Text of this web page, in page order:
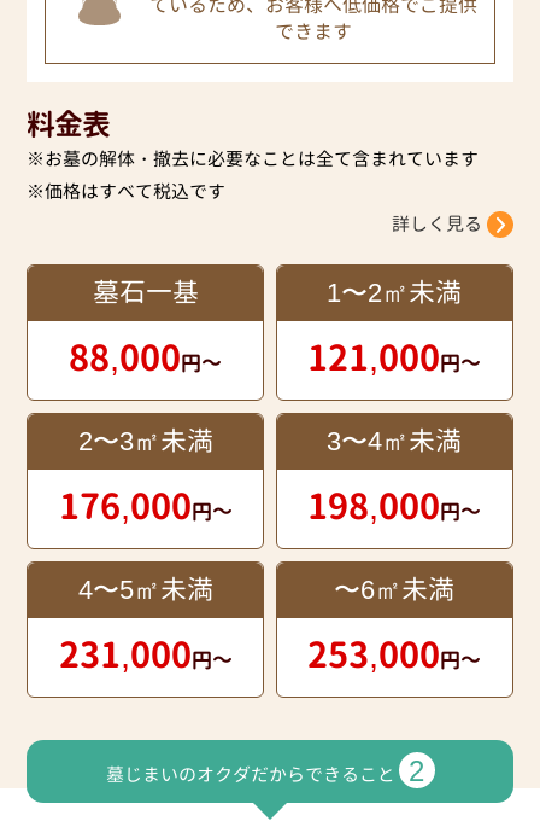
ているため、お客様へ低価格でご提供
できます
料金表
※お墓の解体・撤去に必要なことは全て含まれています
※価格はすべて税込です
詳しく見る
墓石一基
88,000円～
1〜2㎡未満
121,000円～
2〜3㎡未満
176,000円～
3〜4㎡未満
198,000円～
4〜5㎡未満
231,000円～
〜6㎡未満
253,000円～
墓じまいのオクダだからできること 2